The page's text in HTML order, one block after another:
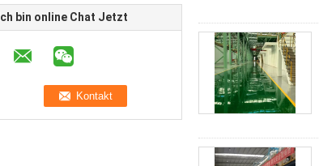
Ich bin online Chat Jetzt